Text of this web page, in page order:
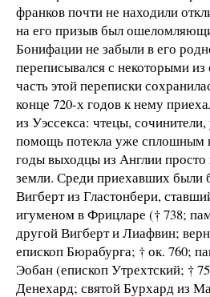
франков почти не находили
на его призыв был
Бонифации не забыли в его
переписывался с некоторыми из
часть этой переписки
конце 720-х годов к нему
из Уэссекса: чтецы,
помощь потекла уже сплошным
годы выходцы из Англии просто
земли. Среди приехавших были
Вигберт из Гластонбери,
игуменом в Фрицларе († 738;
другой Вигберт и Лиафвин;
епископ Бюрабурга; † ок. 760;
Эобан (епископ Утрехтский; †
Денехард; святой Бурхард из